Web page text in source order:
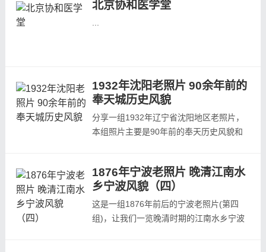
Views of China》，是由民国时期一名德国
北京协和医学堂
1932年沈阳老照片 90余年前的
奉天城历史风貌
分享一组1932年辽宁省沈阳地区老照片，
本组照片主要是90年前的奉天历史风貌和
1924年至1940年间日本人发行的杂志《亚
细亚大观》第8辑第11回。本组照片所在杂
志的发行日期为1932年4月期，所以本组照
片拍摄时间在1932年4月之前。作者站在城
1876年宁波老照片 晚清江南水
乡宁波风貌（四）
这是一组1876年前后的宁波老照片(第四
组)，让我们一览晚清时期的江南水乡宁波